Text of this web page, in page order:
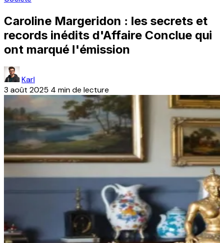
Caroline Margeridon : les secrets et
records inédits d'Affaire Conclue qui
ont marqué l'émission
Karl
3 août 2025 4 min de lecture